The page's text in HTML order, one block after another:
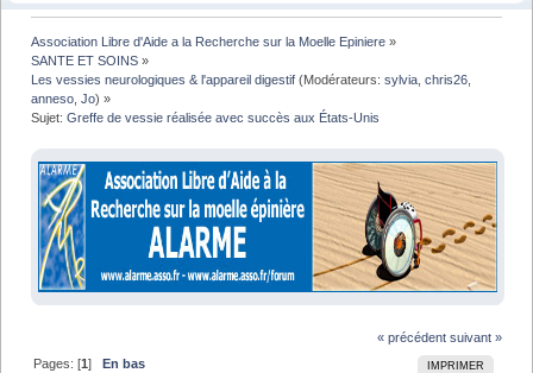
Association Libre d'Aide a la Recherche sur la Moelle Epiniere »
SANTE ET SOINS »
Les vessies neurologiques & l'appareil digestif (Modérateurs:sylvia ,chris26
anneso ,Jo) »
Sujet:Greffe de vessie réalisée avec succès aux États-Unis
« précédent suivant »
IMPRIMER
Pages: [1] En bas